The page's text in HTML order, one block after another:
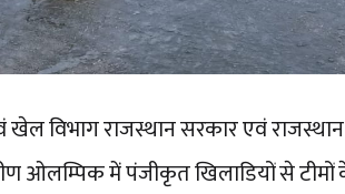
विभाग राजस्थान सरकार एवं राजस्थान
ओलम्पिक में पंजीकृत खिलाडियों से